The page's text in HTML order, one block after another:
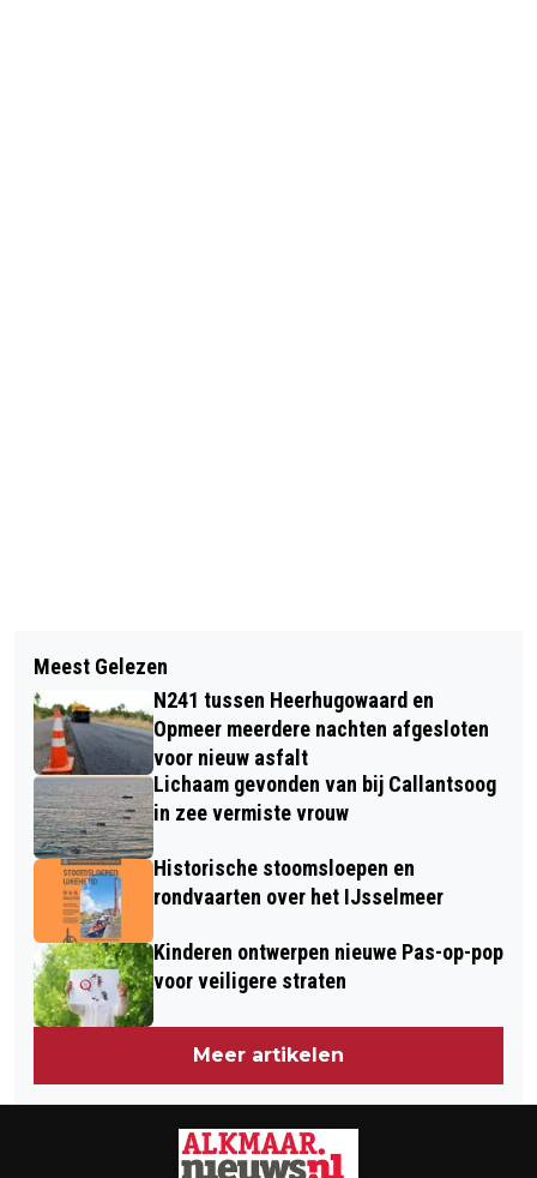
AUTO TE WATER AAN OOSTDIJK,
BRANDWEERDUIKERS REDDEN
INZITTENDE
THIJS BOONTJES MET TWEEDE
ALBUM IN PODIUM VICTORIE
Meest Gelezen
N241 tussen Heerhugowaard en
Opmeer meerdere nachten afgesloten
voor nieuw asfalt
Lichaam gevonden van bij Callantsoog
in zee vermiste vrouw
Historische stoomsloepen en
rondvaarten over het IJsselmeer
Kinderen ontwerpen nieuwe Pas-op-pop
voor veiligere straten
Meer artikelen